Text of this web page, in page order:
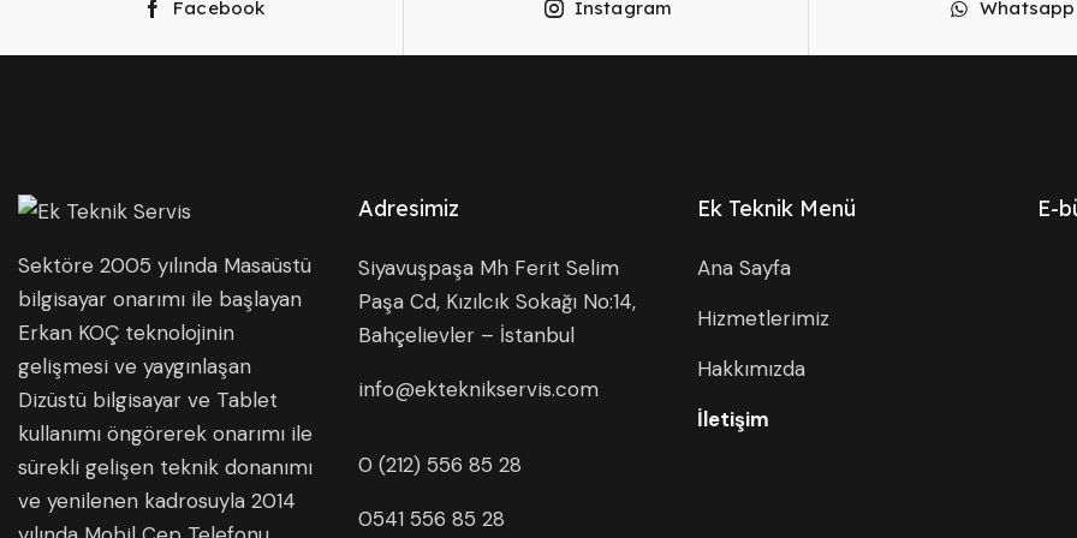
Facebook Instagram Whatsapp
Sektöre 2005 yılında Masaüstü
bilgisayar onarımı ile başlayan
Erkan KOÇ teknolojinin
gelişmesi ve yaygınlaşan
Dizüstü bilgisayar ve Tablet
kullanımı öngörerek onarımı ile
sürekli gelişen teknik donanımı
ve yenilenen kadrosuyla 2014
Adresimiz
Siyavuşpaşa Mh Ferit Selim
Paşa Cd, Kızılcık Sokağı No:14,
Bahçelievler – İstanbul
info@ekteknikservis.com
0 (212) 556 85 28
0541 556 85 28
Ek Teknik Menü
Ana Sayfa
Hizmetlerimiz
Hakkımızda
İletişim
E-